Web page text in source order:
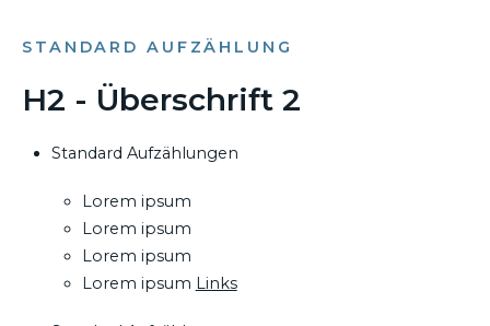
STANDARD AUFZÄHLUNG
H2 - Überschrift 2
Standard Aufzählungen
Lorem ipsum
Lorem ipsum
Lorem ipsum
Lorem ipsum Links